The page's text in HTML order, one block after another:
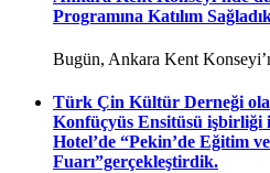
Programına Katılım
Bugün, Ankara Kent
Türk Çin Kültür Derneği
Konfüçyüs Ensitüsü
Hotel’de “Pekin’de Eğitim
Fuarı”gerçekleştirdik.